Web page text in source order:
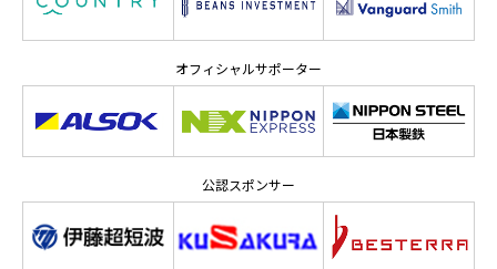
オフィシャルサポーター
公認スポンサー